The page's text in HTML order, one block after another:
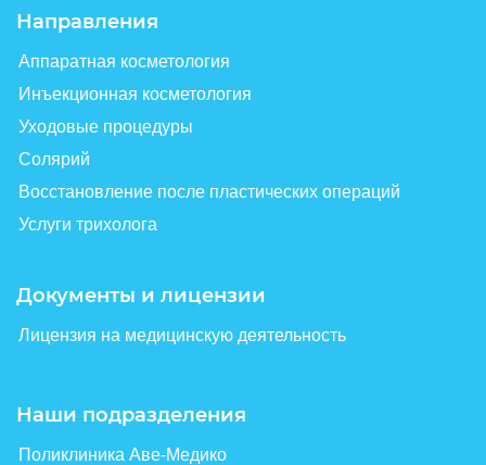
Направления
Аппаратная косметология
Инъекционная косметология
Уходовые процедуры
Солярий
Восстановление после пластических операций
Услуги трихолога
Документы и лицензии
Лицензия на медицинскую деятельность
Наши подразделения
Поликлиника Аве-Медико